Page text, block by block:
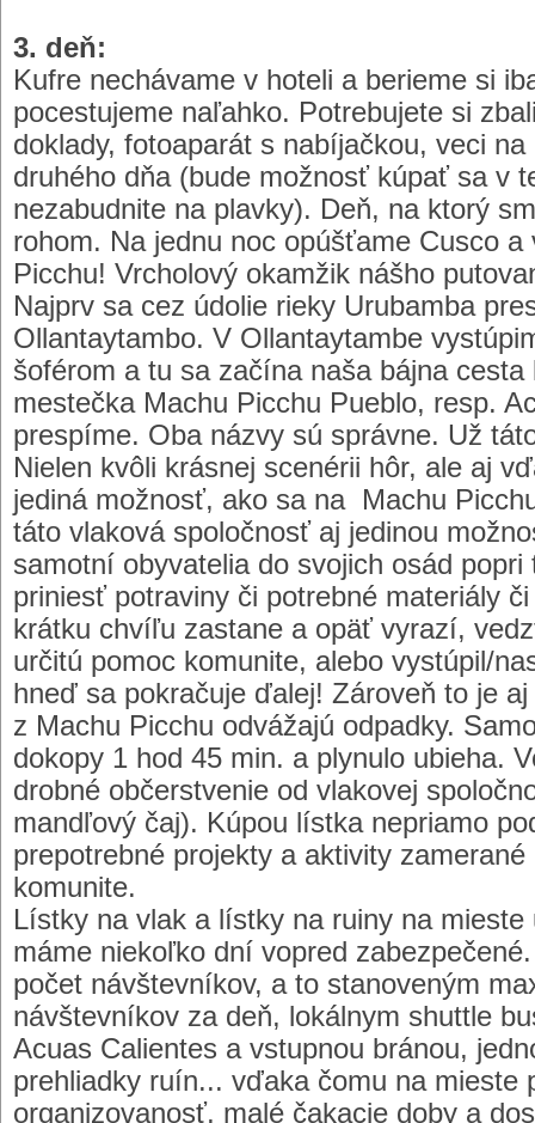
3. deň:
Kufre nechávame v hoteli a berieme si
pocestujeme naľahko. Potrebujete si
doklady, fotoaparát s nabíjačkou, veci
druhého dňa (bude možnosť kúpať sa v
nezabudnite na plavky). Deň, na ktorý
rohom. Na jednu noc opúšťame Cusco
Picchu! Vrcholový okamžik nášho
Najprv sa cez údolie rieky Urubamba
Ollantaytambo. V Ollantaytambe
šoférom a tu sa začína naša bájna
mestečka Machu Picchu Pueblo, resp.
prespíme. Oba názvy sú správne. Už
Nielen kvôli krásnej scenérii hôr, ale aj
jediná možnosť, ako sa na Machu
táto vlaková spoločnosť aj jedinou
samotní obyvatelia do svojich osád
priniesť potraviny či potrebné materiály
krátku chvíľu zastane a opäť vyrazí,
určitú pomoc komunite, alebo vystúpil/
hneď sa pokračuje ďalej! Zároveň to je
z Machu Picchu odvážajú odpadky.
dokopy 1 hod 45 min. a plynulo ubieha.
drobné občerstvenie od vlakovej
mandľový čaj). Kúpou lístka nepriamo
prepotrebné projekty a aktivity
komunite.
Lístky na vlak a lístky na ruiny na
máme niekoľko dní vopred
počet návštevníkov, a to stanoveným
návštevníkov za deň, lokálnym shuttle
Acuas Calientes a vstupnou bránou,
prehliadky ruín... vďaka čomu na mieste
organizovanosť, malé čakacie doby a